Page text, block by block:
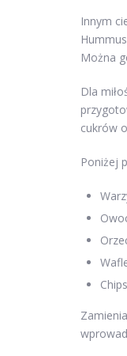
Innym
Można
Dla
cukrów
Poniżej